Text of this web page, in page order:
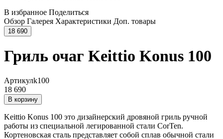
В избранное Поделиться
Обзор Галерея Характеристики Доп. товары
18 690
Гриль очаг Keittio Konus 100
Артикулk100
18 690
В корзину
Keittio Konus 100 это дизайнерский дровяной гриль ручной
работы из специальной легированной стали CorTen.
Кортеновская сталь представляет собой сплав обычной стали